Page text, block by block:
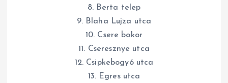
8. Berta telep
9. Blaha Lujza utca
10. Csere bokor
11. Cseresznye utca
12. Csipkebogyó utca
13. Egres utca